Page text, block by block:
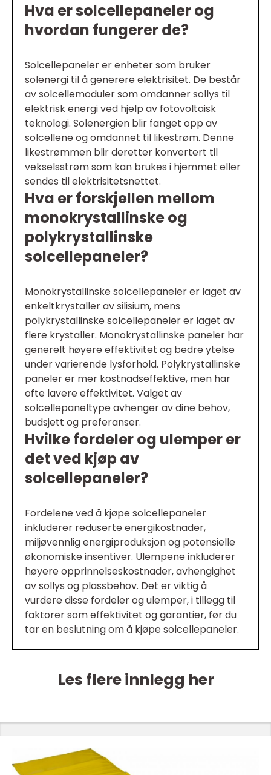
Hva er solcellepaneler og
hvordan fungerer de?
Solcellepaneler er enheter som bruker
solenergi til å generere elektrisitet. De består
av solcellemoduler som omdanner sollys til
elektrisk energi ved hjelp av fotovoltaisk
teknologi. Solenergien blir fanget opp av
solcellene og omdannet til likestrøm. Denne
likestrømmen blir deretter konvertert til
vekselsstrøm som kan brukes i hjemmet eller
sendes til elektrisitetsnettet.
Hva er forskjellen mellom
monokrystallinske og
polykrystallinske
solcellepaneler?
Monokrystallinske solcellepaneler er laget av
enkeltkrystaller av silisium, mens
polykrystallinske solcellepaneler er laget av
flere krystaller. Monokrystallinske paneler har
generelt høyere effektivitet og bedre ytelse
under varierende lysforhold. Polykrystallinske
paneler er mer kostnadseffektive, men har
ofte lavere effektivitet. Valget av
solcellepaneltype avhenger av dine behov,
budsjett og preferanser.
Hvilke fordeler og ulemper er
det ved kjøp av
solcellepaneler?
Fordelene ved å kjøpe solcellepaneler
inkluderer reduserte energikostnader,
miljøvennlig energiproduksjon og potensielle
økonomiske insentiver. Ulempene inkluderer
høyere opprinnelseskostnader, avhengighet
av sollys og plassbehov. Det er viktig å
vurdere disse fordeler og ulemper, i tillegg til
faktorer som effektivitet og garantier, før du
tar en beslutning om å kjøpe solcellepaneler.
Les flere innlegg her